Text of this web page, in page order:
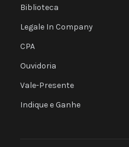
Biblioteca
Legale In Company
CPA
Ouvidoria
Vale-Presente
Indique e Ganhe